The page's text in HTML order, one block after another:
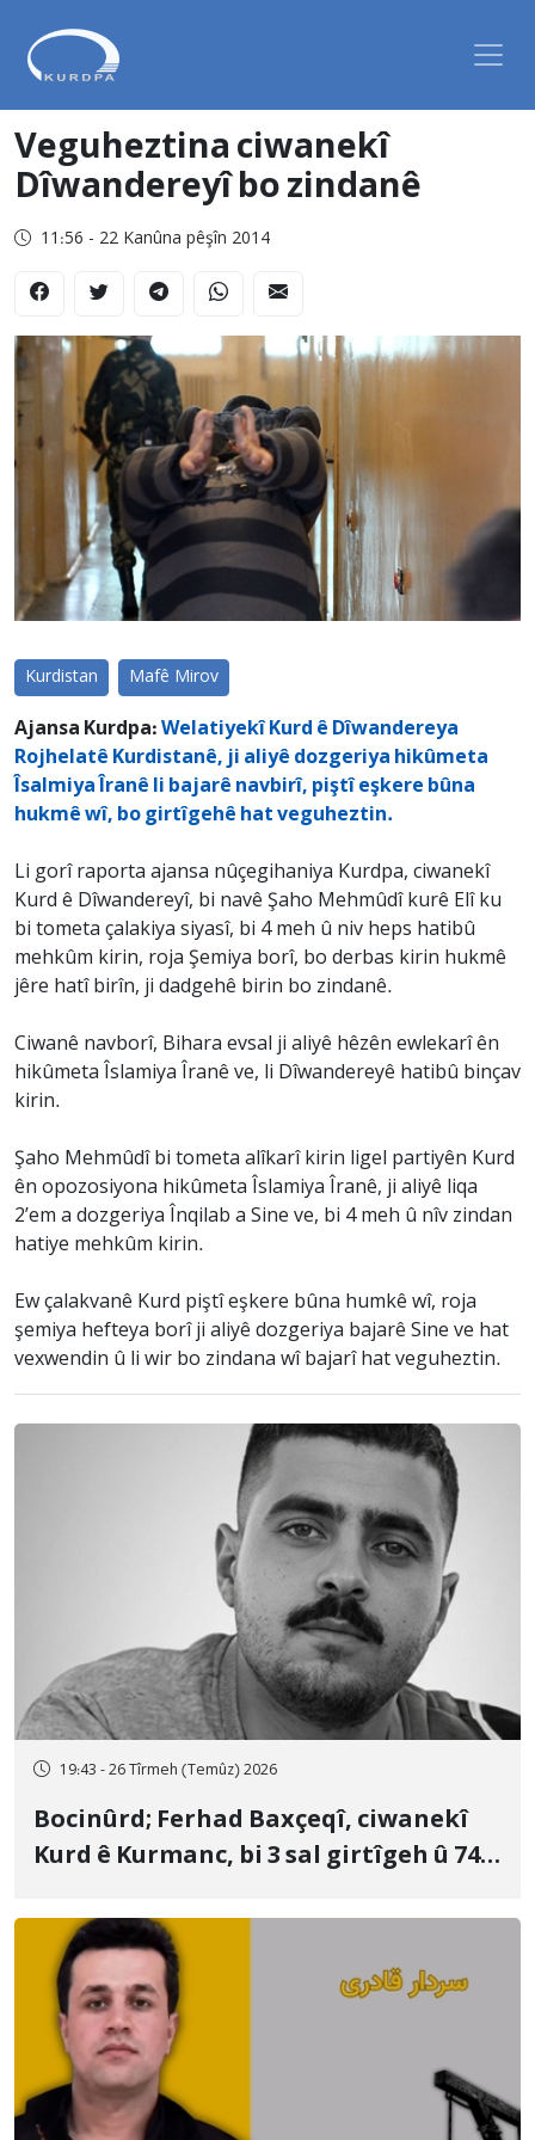
Veguheztina ciwanekî
Dîwandereyî bo zindanê
11:56 - 22 Kanûna pêşîn 2014
Kurdistan Mafê Mirov
Ajansa Kurdpa: Welatiyekî Kurd ê Dîwandereya
Rojhelatê Kurdistanê, ji aliyê dozgeriya hikûmeta
Îsalmiya Îranê li bajarê navbirî, piştî eşkere bûna
hukmê wî, bo girtîgehê hat veguheztin.
Li gorî raporta ajansa nûçegihaniya Kurdpa, ciwanekî
Kurd ê Dîwandereyî, bi navê Şaho Mehmûdî kurê Elî ku
bi tometa çalakiya siyasî, bi 4 meh û niv heps hatibû
mehkûm kirin, roja Şemiya borî, bo derbas kirin hukmê
jêre hatî birîn, ji dadgehê birin bo zindanê.
Ciwanê navborî, Bihara evsal ji aliyê hêzên ewlekarî ên
hikûmeta Îslamiya Îranê ve, li Dîwandereyê hatibû binçav
kirin.
Şaho Mehmûdî bi tometa alîkarî kirin ligel partiyên Kurd
ên opozosiyona hikûmeta Îslamiya Îranê, ji aliyê liqa
2’em a dozgeriya Înqilab a Sine ve, bi 4 meh û nîv zindan
hatiye mehkûm kirin.
Ew çalakvanê Kurd piştî eşkere bûna humkê wî, roja
şemiya hefteya borî ji aliyê dozgeriya bajarê Sine ve hat
vexwendin û li wir bo zindana wî bajarî hat veguheztin.
19:43 - 26 Tîrmeh (Temûz) 2026
Bocinûrd; Ferhad Baxçeqî, ciwanekî
Kurd ê Kurmanc, bi 3 sal girtîgeh û 74